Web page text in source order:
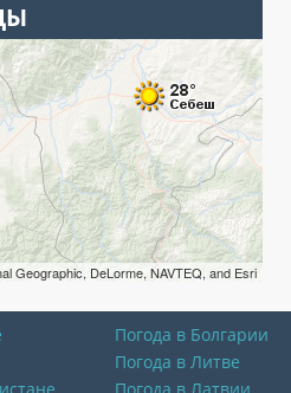
Geographic, DeLorme, NAVTEQ, and Esri
Погода в Болгарии
Погода в Литве